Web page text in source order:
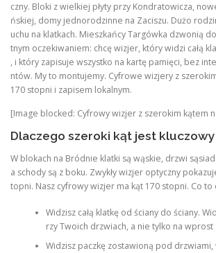
czny. Bloki z wielkiej płyty przy Kondratowicza,
ńskiej, domy jednorodzinne na Zaciszu. Dużo
uchu na klatkach. Mieszkańcy Targówka dzwonią
tnym oczekiwaniem: chcę wizjer, który widzi całą
, i który zapisuje wszystko na kartę pamięci, bez
ntów. My to montujemy. Cyfrowe wizjery z
170 stopni i zapisem lokalnym.
[Image blocked: Cyfrowy wizjer z szerokim kątem
Dlaczego szeroki kąt jest
W blokach na Bródnie klatki są wąskie, drzwi
a schody są z boku. Zwykły wizjer optyczny
topni. Nasz cyfrowy wizjer ma kąt 170 stopni. Co
Widzisz całą klatkę od ściany do ściany.
rzy Twoich drzwiach, a nie tylko na wprost
Widzisz paczkę zostawioną pod